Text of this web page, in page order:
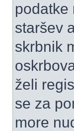
podatke
staršev
skrbnik
želi
se za
more